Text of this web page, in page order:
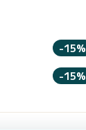
-15%
-15%